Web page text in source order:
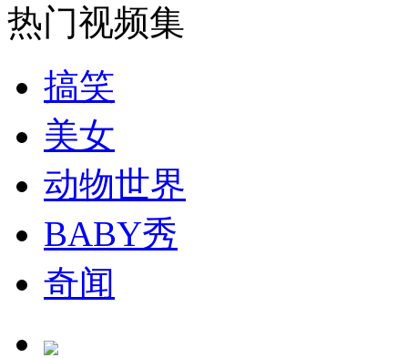
热门视频集
搞笑
美女
动物世界
BABY秀
奇闻